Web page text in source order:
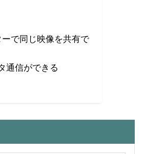
で同じ映像を共有で
通信ができる